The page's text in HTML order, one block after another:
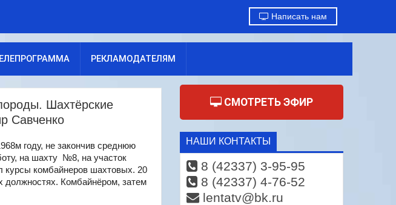
Написать нам
РЕКЛАМОДАТЕЛЯМ
Шахтёрские
Савченко
году, не закончив среднюю
на шахту №8, на участок
курсы комбайнеров шахтовых. 20
должностях. Комбайнёром, затем
СМОТРЕТЬ ЭФИР
НАШИ КОНТАКТЫ
8 (42337) 3-95-95
8 (42337) 4-76-52
lentatv@bk.ru